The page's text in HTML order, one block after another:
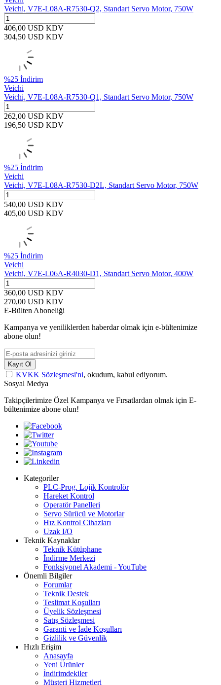
Veichi, V7E-L08A-R7530-Q2, Standart Servo Motor, 750W
406,00 USD KDV
304,50 USD KDV
%25 İndirim
Veichi
Veichi, V7E-L08A-R7530-Q1, Standart Servo Motor, 750W
262,00 USD KDV
196,50 USD KDV
%25 İndirim
Veichi
Veichi, V7E-L08A-R7530-D2L, Standart Servo Motor, 750W
540,00 USD KDV
405,00 USD KDV
%25 İndirim
Veichi
Veichi, V7E-L06A-R4030-D1, Standart Servo Motor, 400W
360,00 USD KDV
270,00 USD KDV
E-Bülten Aboneliği
Kampanya ve yeniliklerden haberdar olmak için e-bültenimize
abone olun!
Kayıt Ol
KVKK Sözleşmesi'ni, okudum, kabul ediyorum.
Sosyal Medya
Takipçilerimize Özel Kampanya ve Fırsatlardan olmak için E-
bültenimize abone olun!
Kategoriler
PLC-Prog. Lojik Kontrolör
Hareket Kontrol
Operatör Panelleri
Servo Sürücü ve Motorlar
Hız Kontrol Cihazları
Uzak I/O
Teknik Kaynaklar
Teknik Kütüphane
İndirme Merkezi
Fonksiyonel Akademi - YouTube
Önemli Bilgiler
Forumlar
Teknik Destek
Teslimat Koşulları
Üyelik Sözleşmesi
Satış Sözleşmesi
Garanti ve İade Koşulları
Gizlilik ve Güvenlik
Hızlı Erişim
Anasayfa
Yeni Ürünler
İndirimdekiler
Müşteri Hizmetleri